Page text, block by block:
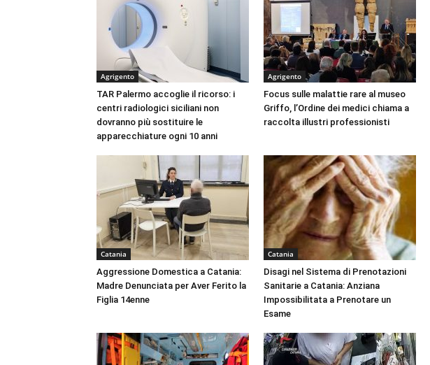
Agrigento
TAR Palermo accoglie il ricorso: i
centri radiologici siciliani non
dovranno più sostituire le
apparecchiature ogni 10 anni
Agrigento
Focus sulle malattie rare al museo
Griffo, l’Ordine dei medici chiama a
raccolta illustri professionisti
Catania
Aggressione Domestica a Catania:
Madre Denunciata per Aver Ferito la
Figlia 14enne
Catania
Disagi nel Sistema di Prenotazioni
Sanitarie a Catania: Anziana
Impossibilitata a Prenotare un
Esame